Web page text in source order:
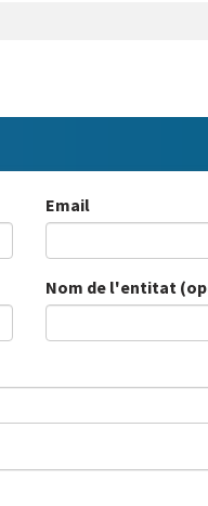
Email
Nom de l'entitat